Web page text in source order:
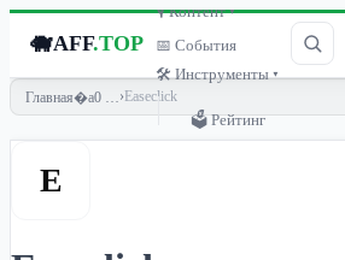
🐗AFF.TOP
🎙 Контент ▾
📅 События
🛠 Инструменты ▾
🗳 Рейтинг
Главная › Easeclick
E